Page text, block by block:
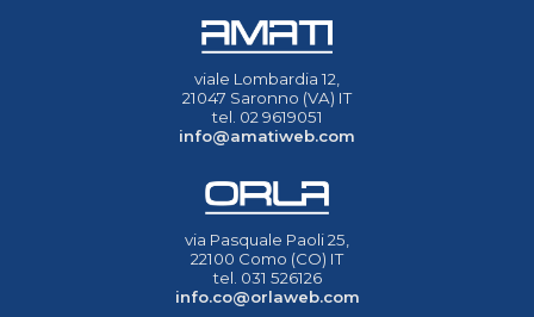
viale Lombardia 12,
21047 Saronno (VA) IT
tel. 02 9619051
info@amatiweb.com
via Pasquale Paoli 25,
22100 Como (CO) IT
tel. 031 526126
info.co@orlaweb.com